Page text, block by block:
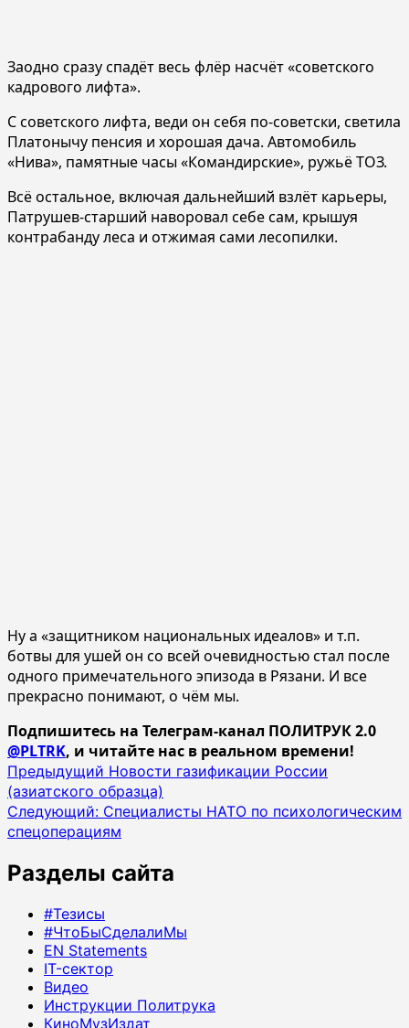
Заодно сразу спадёт весь флёр насчёт «советского
кадрового лифта».
С советского лифта, веди он себя по-советски, светила
Платонычу пенсия и хорошая дача. Автомобиль
«Нива», памятные часы «Командирские», ружьё ТОЗ.
Всё остальное, включая дальнейший взлёт карьеры,
Патрушев-старший наворовал себе сам, крышуя
контрабанду леса и отжимая сами лесопилки.
Ну а «защитником национальных идеалов» и т.п.
ботвы для ушей он со всей очевидностью стал после
одного примечательного эпизода в Рязани. И все
прекрасно понимают, о чём мы.
Подпишитесь на Телеграм-канал ПОЛИТРУК 2.0
@PLTRK, и читайте нас в реальном времени!
Навигация
записи
Предыдущий Новости газификации России
(азиатского образца)
Следующий: Специалисты НАТО по психологическим
спецоперациям
Разделы сайта
#Тезисы
#ЧтоБыСделалиМы
EN Statements
IT-сектор
Видео
Инструкции Политрука
КиноМузИздат